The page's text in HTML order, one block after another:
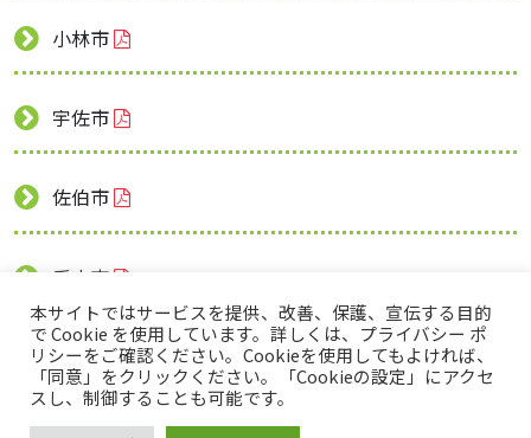
小林市
宇佐市
佐伯市
垂水市
トップページ
プライバシーポリシー
本サイトではサービスを提供、改善、保護、宣伝する目的
で Cookie を使用しています。詳しくは、プライバシー ポ
リシーをご確認ください。Cookieを使用してもよければ、
「同意」をクリックください。「Cookieの設定」にアクセ
スし、制御することも可能です。